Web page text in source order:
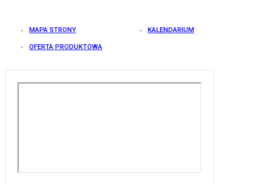
MAPA STRONY KALENDARIUM
OFERTA PRODUKTOWA